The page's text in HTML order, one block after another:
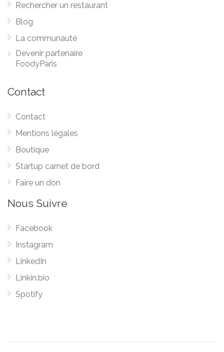
Rechercher un restaurant
Blog
La communauté
Devenir partenaire
FoodyParis
Contact
Contact
Mentions légales
Boutique
Startup carnet de bord
Faire un don
Nous Suivre
Facebook
Instagram
LinkedIn
Linkin.bio
Spotify